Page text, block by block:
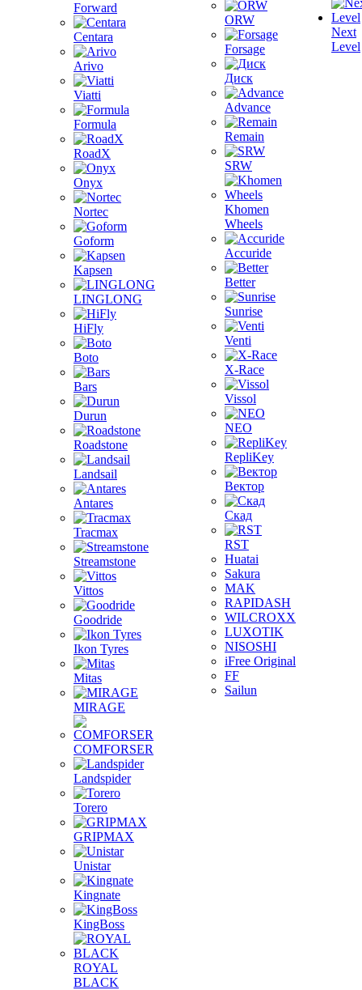
Forward
Centara
Arivo
Viatti
Formula
RoadX
Onyx
Nortec
Goform
Kapsen
LINGLONG
HiFly
Boto
Bars
Durun
Roadstone
Landsail
Antares
Tracmax
Streamstone
Vittos
Goodride
Ikon Tyres
Mitas
MIRAGE
COMFORSER
Landspider
Torero
GRIPMAX
Unistar
Kingnate
KingBoss
ROYAL
BLACK
ORW
Forsage
Диск
Advance
Remain
SRW
Khomen
Wheels
Accuride
Better
Sunrise
Venti
X-Race
Vissol
NEO
RepliKey
Вектор
Скад
RST
Huatai
Sakura
MAK
RAPIDASH
WILCROXX
LUXOTIK
NISOSHI
iFree Original
FF
Sailun
Next
Level